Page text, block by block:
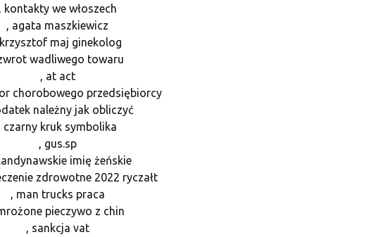
, kontakty we włoszech
, agata maszkiewicz
maj ginekolog
wadliwego towaru
, at act
chorobowego przedsiębiorcy
należny jak obliczyć
czarny kruk symbolika
, gus.sp
imię żeńskie
zdrowotne 2022 ryczałt
, man trucks praca
pieczywo z chin
, sankcja vat